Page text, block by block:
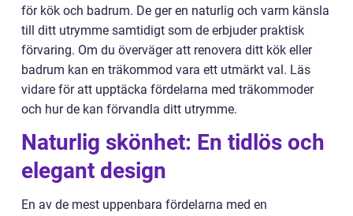
för kök och badrum. De ger en naturlig och varm känsla
till ditt utrymme samtidigt som de erbjuder praktisk
förvaring. Om du överväger att renovera ditt kök eller
badrum kan en träkommod vara ett utmärkt val. Läs
vidare för att upptäcka fördelarna med träkommoder
och hur de kan förvandla ditt utrymme.
Naturlig skönhet: En tidlös och
elegant design
En av de mest uppenbara fördelarna med en